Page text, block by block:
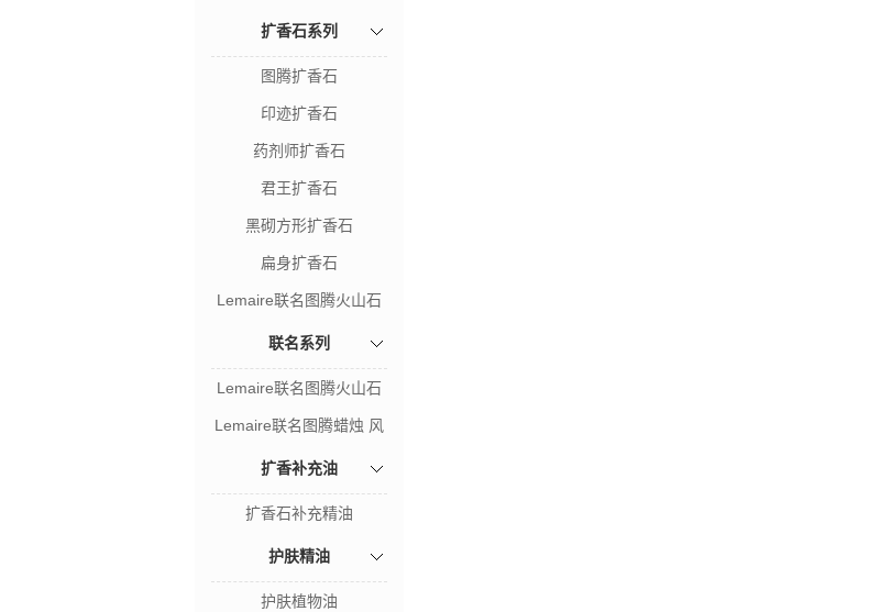
扩香石系列
图腾扩香石
印迹扩香石
药剂师扩香石
君王扩香石
黑砌方形扩香石
扁身扩香石
Lemaire联名图腾火山石
联名系列
Lemaire联名图腾火山石
风暴之木
Lemaire联名图腾蜡烛 风
扩香补充油
扩香石补充精油
护肤精油
护肤植物油